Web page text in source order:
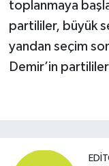
toplanmaya
partililer, büyük
yandan seçim
Demir’in